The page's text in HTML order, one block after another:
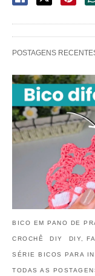
POSTAGENS
BICO EM PANO DE
CROCHÊ DIY DIY,
SÉRIE BICOS PARA
TODAS AS